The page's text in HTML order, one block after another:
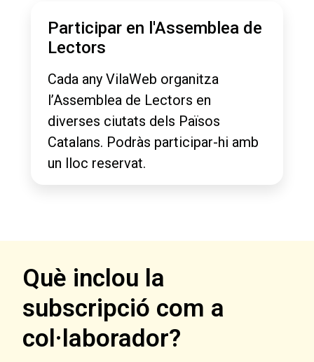
Participar en l'Assemblea de
Lectors
Cada any VilaWeb organitza
l’Assemblea de Lectors en
diverses ciutats dels Països
Catalans. Podràs participar-hi amb
un lloc reservat.
Què inclou la
subscripció com a
col·laborador?